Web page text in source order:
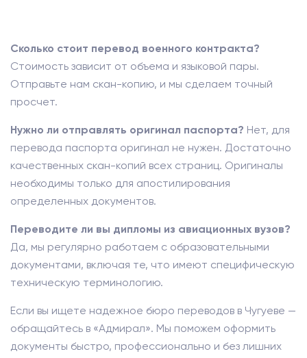
Сколько стоит перевод военного контракта?
Стоимость зависит от объема и языковой пары.
Отправьте нам скан-копию, и мы сделаем точный
просчет.
Нужно ли отправлять оригинал паспорта? Нет, для
перевода паспорта оригинал не нужен. Достаточно
качественных скан-копий всех страниц. Оригиналы
необходимы только для апостилирования
определенных документов.
Переводите ли вы дипломы из авиационных вузов?
Да, мы регулярно работаем с образовательными
документами, включая те, что имеют специфическую
техническую терминологию.
Если вы ищете надежное бюро переводов в Чугуеве —
обращайтесь в «Адмирал». Мы поможем оформить
документы быстро, профессионально и без лишних